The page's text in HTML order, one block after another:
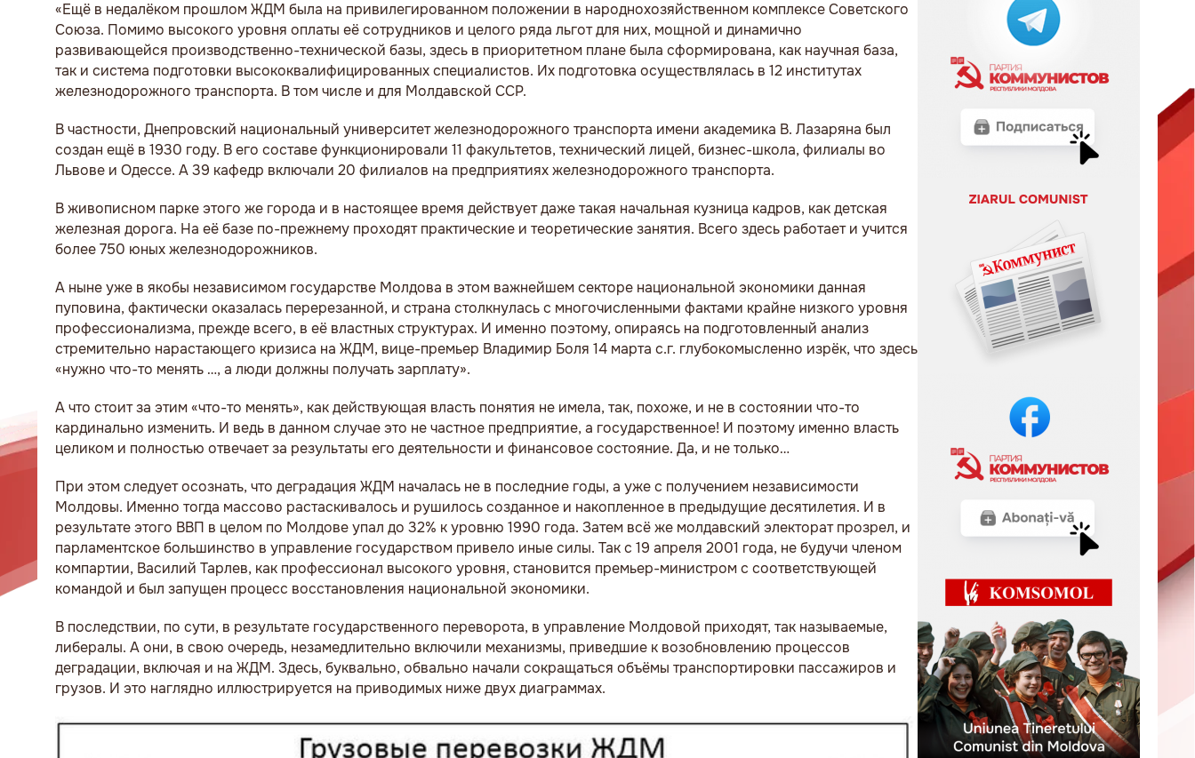
«Ещё в недалёком прошлом ЖДМ была на привилегированном положении в народнохозяйственном комплексе Советского
Союза. Помимо высокого уровня оплаты её сотрудников и целого ряда льгот для них, мощной и динамично
развивающейся производственно-технической базы, здесь в приоритетном плане была сформирована, как научная база,
так и система подготовки высококвалифицированных специалистов. Их подготовка осуществлялась в 12 институтах
железнодорожного транспорта. В том числе и для Молдавской ССР.
В частности, Днепровский национальный университет железнодорожного транспорта имени академика В. Лазаряна был
создан ещё в 1930 году. В его составе функционировали 11 факультетов, технический лицей, бизнес-школа, филиалы во
Львове и Одессе. А 39 кафедр включали 20 филиалов на предприятиях железнодорожного транспорта.
В живописном парке этого же города и в настоящее время действует даже такая начальная кузница кадров, как детская
железная дорога. На её базе по-прежнему проходят практические и теоретические занятия. Всего здесь работает и учится
более 750 юных железнодорожников.
А ныне уже в якобы независимом государстве Молдова в этом важнейшем секторе национальной экономики данная
пуповина, фактически оказалась перерезанной, и страна столкнулась с многочисленными фактами крайне низкого уровня
профессионализма, прежде всего, в её властных структурах. И именно поэтому, опираясь на подготовленный анализ
стремительно нарастающего кризиса на ЖДМ, вице-премьер Владимир Боля 14 марта с.г. глубокомысленно изрёк, что здесь
«нужно что-то менять …, а люди должны получать зарплату».
А что стоит за этим «что-то менять», как действующая власть понятия не имела, так, похоже, и не в состоянии что-то
кардинально изменить. И ведь в данном случае это не частное предприятие, а государственное! И поэтому именно власть
целиком и полностью отвечает за результаты его деятельности и финансовое состояние. Да, и не только…
При этом следует осознать, что деградация ЖДМ началась не в последние годы, а уже с получением независимости
Молдовы. Именно тогда массово растаскивалось и рушилось созданное и накопленное в предыдущие десятилетия. И в
результате этого ВВП в целом по Молдове упал до 32% к уровню 1990 года. Затем всё же молдавский электорат прозрел, и
парламентское большинство в управление государством привело иные силы. Так с 19 апреля 2001 года, не будучи членом
компартии, Василий Тарлев, как профессионал высокого уровня, становится премьер-министром с соответствующей
командой и был запущен процесс восстановления национальной экономики.
В последствии, по сути, в результате государственного переворота, в управление Молдовой приходят, так называемые,
либералы. А они, в свою очередь, незамедлительно включили механизмы, приведшие к возобновлению процессов
деградации, включая и на ЖДМ. Здесь, буквально, обвально начали сокращаться объёмы транспортировки пассажиров и
грузов. И это наглядно иллюстрируется на приводимых ниже двух диаграммах.